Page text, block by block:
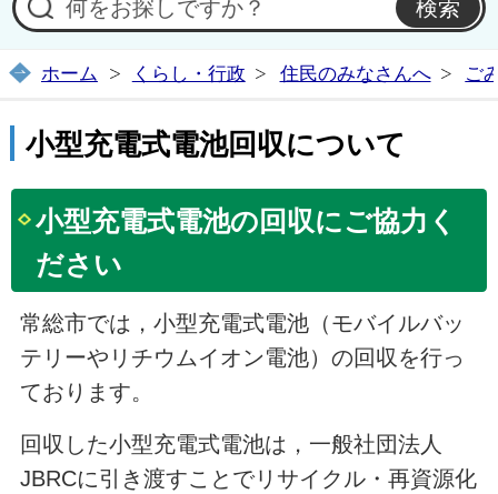
ホーム くらし・行政 住民のみなさんへ ご
小型充電式電池回収について
小型充電式電池の回収にご協力く
ださい
常総市では，小型充電式電池（モバイルバッ
テリーやリチウムイオン電池）の回収を行っ
ております。
回収した小型充電式電池は，一般社団法人
JBRCに引き渡すことでリサイクル・再資源化